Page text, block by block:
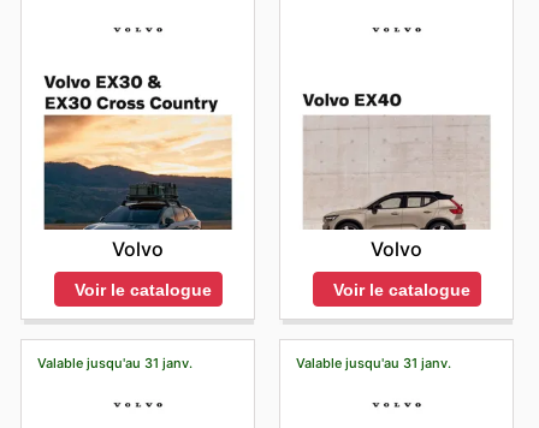
Volvo
Voir le catalogue
Volvo
Voir le catalogue
Valable jusqu'au 31 janv. Valable jusqu'au 31 janv.